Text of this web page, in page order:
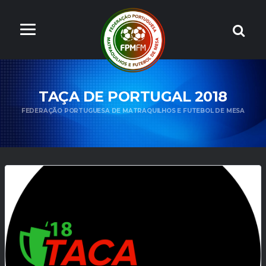
TAÇA DE PORTUGAL 2018
FEDERAÇÃO PORTUGUESA DE MATRAQUILHOS E FUTEBOL DE MESA